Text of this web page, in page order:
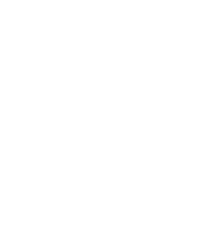
11:15-12:45 Uhr statt. Die
Cube Berlin statt. Das
die Webseite des BMEL
Die Anmeldung für eine